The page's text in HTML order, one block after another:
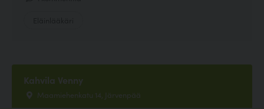
Kahvila Venny
Maamiehenkatu 14, Järvenpää